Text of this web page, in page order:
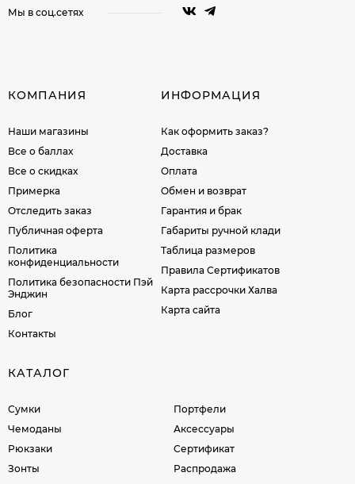
Мы в соц.сетях
КОМПАНИЯ
Наши магазины
Все о баллах
Все о скидках
Примерка
Отследить заказ
Публичная оферта
Политика
конфиденциальности
Политика безопасности Пэй
Энджин
Блог
Контакты
ИНФОРМАЦИЯ
Как оформить заказ?
Доставка
Оплата
Обмен и возврат
Гарантия и брак
Габариты ручной клади
Таблица размеров
Правила Сертификатов
Карта рассрочки Халва
Карта сайта
КАТАЛОГ
Сумки
Чемоданы
Рюкзаки
Зонты
Портфели
Аксессуары
Сертификат
Распродажа